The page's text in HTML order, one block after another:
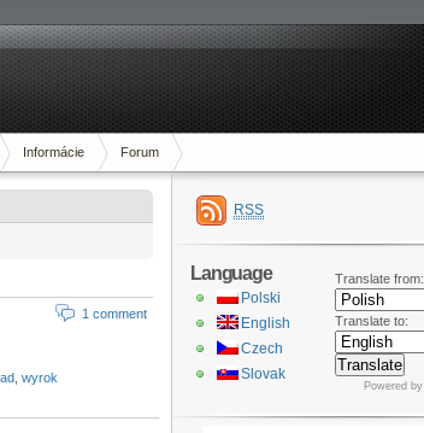
Informácie Forum
1 comment
wyrok
RSS
Translate from:
Translate to:
Powered by
Language
Polski
English
Czech
Slovak